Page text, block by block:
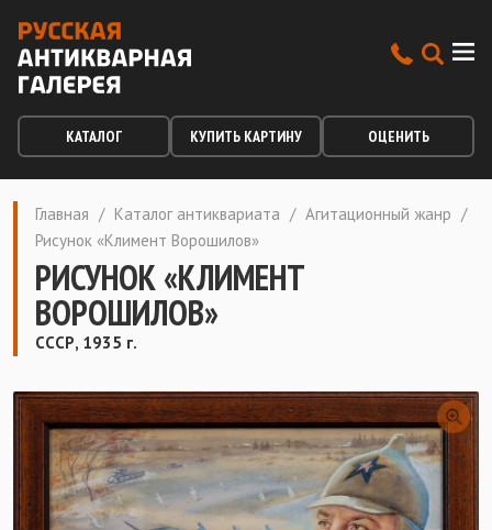
КАТАЛОГ КУПИТЬ КАРТИНУ ОЦЕНИТЬ
Главная / Каталог антиквариата / Агитационный жанр /
Рисунок «Климент Ворошилов»
РИСУНОК «КЛИМЕНТ
ВОРОШИЛОВ»
СССР, 1935 г.